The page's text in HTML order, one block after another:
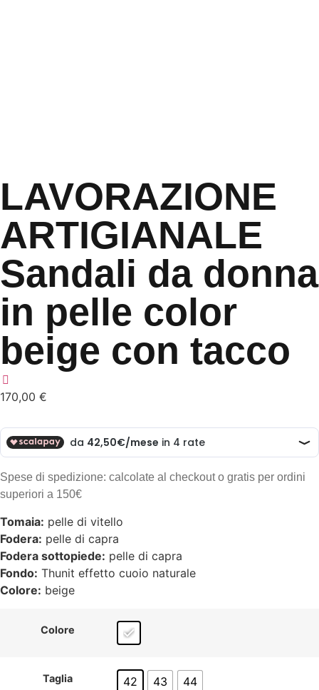
LAVORAZIONE
ARTIGIANALE
Sandali da donna
in pelle color
beige con tacco
170,00 €
Spese di spedizione: calcolate al checkout o gratis per ordini
superiori a 150€
Tomaia: pelle di vitello
Fodera: pelle di capra
Fodera sottopiede: pelle di capra
Fondo: Thunit effetto cuoio naturale
Colore: beige
Colore
Taglia 42 43 44